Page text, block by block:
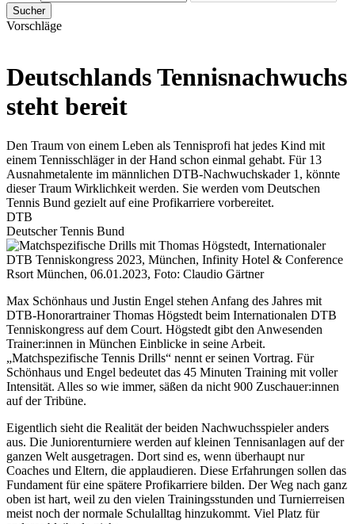
Sucher
Vorschläge
Deutschlands Tennisnachwuchs
steht bereit
Den Traum von einem Leben als Tennisprofi hat jedes Kind mit
einem Tennisschläger in der Hand schon einmal gehabt. Für 13
Ausnahmetalente im männlichen DTB-Nachwuchskader 1, könnte
dieser Traum Wirklichkeit werden. Sie werden vom Deutschen
Tennis Bund gezielt auf eine Profikarriere vorbereitet.
DTB
Deutscher Tennis Bund
Max Schönhaus und Justin Engel stehen Anfang des Jahres mit
DTB-Honorartrainer Thomas Högstedt beim Internationalen DTB
Tenniskongress auf dem Court. Högstedt gibt den Anwesenden
Trainer:innen in München Einblicke in seine Arbeit.
„Matchspezifische Tennis Drills“ nennt er seinen Vortrag. Für
Schönhaus und Engel bedeutet das 45 Minuten Training mit voller
Intensität. Alles so wie immer, säßen da nicht 900 Zuschauer:innen
auf der Tribüne.
Eigentlich sieht die Realität der beiden Nachwuchsspieler anders
aus. Die Juniorenturniere werden auf kleinen Tennisanlagen auf der
ganzen Welt ausgetragen. Dort sind es, wenn überhaupt nur
Coaches und Eltern, die applaudieren. Diese Erfahrungen sollen das
Fundament für eine spätere Profikarriere bilden. Der Weg nach ganz
oben ist hart, weil zu den vielen Trainingsstunden und Turnierreisen
meist noch der normale Schulalltag hinzukommt. Viel Platz für